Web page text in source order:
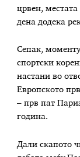
црвен,
дена додека
Сепак,
спортски
настани во
Европското
– прв пат
година.
Дали скапото